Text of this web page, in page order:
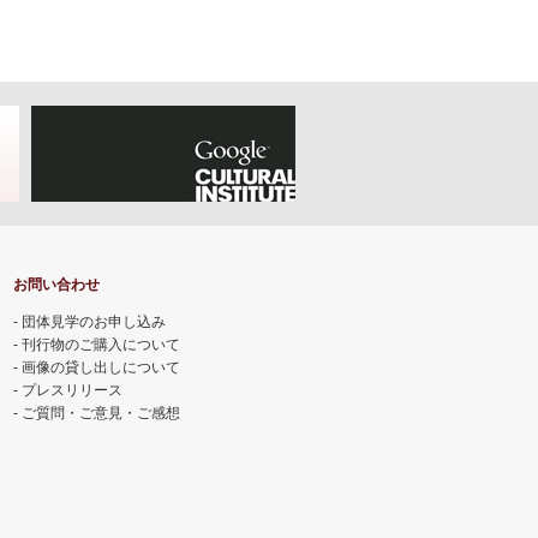
お問い合わせ
団体見学のお申し込み
刊行物のご購入について
画像の貸し出しについて
プレスリリース
ご質問・ご意見・ご感想